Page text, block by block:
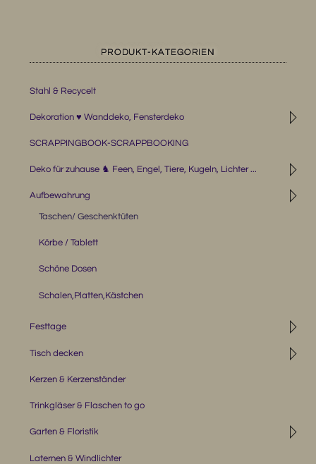
PRODUKT-KATEGORIEN
Stahl & Recycelt
◹
Dekoration ♥ Wanddeko, Fensterdeko
SCRAPPINGBOOK-SCRAPPBOOKING
◹
Deko für zuhause ♞ Feen, Engel, Tiere, Kugeln, Lichter ...
◹
Aufbewahrung
Taschen/ Geschenktüten
Körbe / Tablett
Schöne Dosen
Schalen,Platten,Kästchen
◹
Festtage
◹
Tisch decken
Kerzen & Kerzenständer
Trinkgläser & Flaschen to go
◹
Garten & Floristik
Laternen & Windlichter